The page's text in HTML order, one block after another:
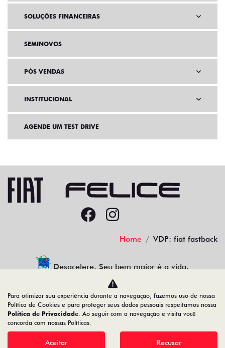
SOLUÇÕES FINANCEIRAS
SEMINOVOS
PÓS VENDAS
INSTITUCIONAL
AGENDE UM TEST DRIVE
Home VDP: fiat fastback
Desacelere. Seu bem maior é a vida.
91.525.790/0001-84
Para otimizar sua experiência durante a navegação, fazemos uso de nossa
Política de Cookies e para proteger seus dados pessoais respeitamos nossa
Política de Privacidade. Ao seguir com a navegação e visita você
concorda com nossas Políticas.
Aceitar Recusar